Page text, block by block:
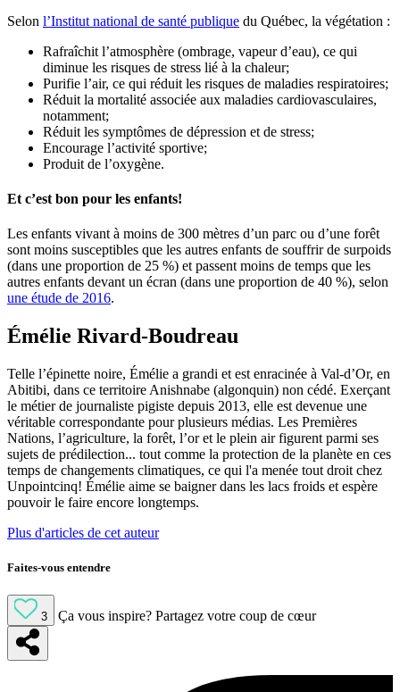
Selon l’Institut national de santé publique du Québec, la végétation :
Rafraîchit l’atmosphère (ombrage, vapeur d’eau), ce qui
diminue les risques de stress lié à la chaleur;
Purifie l’air, ce qui réduit les risques de maladies respiratoires;
Réduit la mortalité associée aux maladies cardiovasculaires,
notamment;
Réduit les symptômes de dépression et de stress;
Encourage l’activité sportive;
Produit de l’oxygène.
Et c’est bon pour les enfants!
Les enfants vivant à moins de 300 mètres d’un parc ou d’une forêt
sont moins susceptibles que les autres enfants de souffrir de surpoids
(dans une proportion de 25 %) et passent moins de temps que les
autres enfants devant un écran (dans une proportion de 40 %), selon
une étude de 2016.
Émélie Rivard-Boudreau
Telle l’épinette noire, Émélie a grandi et est enracinée à Val-d’Or, en
Abitibi, dans ce territoire Anishnabe (algonquin) non cédé. Exerçant
le métier de journaliste pigiste depuis 2013, elle est devenue une
véritable correspondante pour plusieurs médias. Les Premières
Nations, l’agriculture, la forêt, l’or et le plein air figurent parmi ses
sujets de prédilection... tout comme la protection de la planète en ces
temps de changements climatiques, ce qui l'a menée tout droit chez
Unpointcinq! Émélie aime se baigner dans les lacs froids et espère
pouvoir le faire encore longtemps.
Plus d'articles de cet auteur
Faites-vous entendre
3 Ça vous inspire? Partagez votre coup de cœur